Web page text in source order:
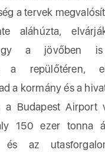
a tervek
aláhúzta,
a jövőben
a repülőtéren,
a kormány és a
a Budapest Airport
150 ezer tonna
és az